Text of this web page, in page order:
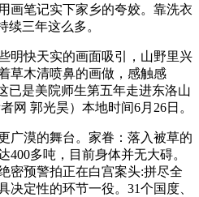
画笔记实下家乡的夸姣。靠洗衣
续三年这么多。
快天实的画面吸引，山野里兴
草木清喷鼻的画做，感触感
已是美院师生第五年走进东洛山
网 郭光昊）本地时间6月26日。
漠的舞台。家眷：落入被草的
400多吨，目前身体并无大碍。
密预警拍正在白宫案头:拼尽全
决定性的环节一役。31个国度、